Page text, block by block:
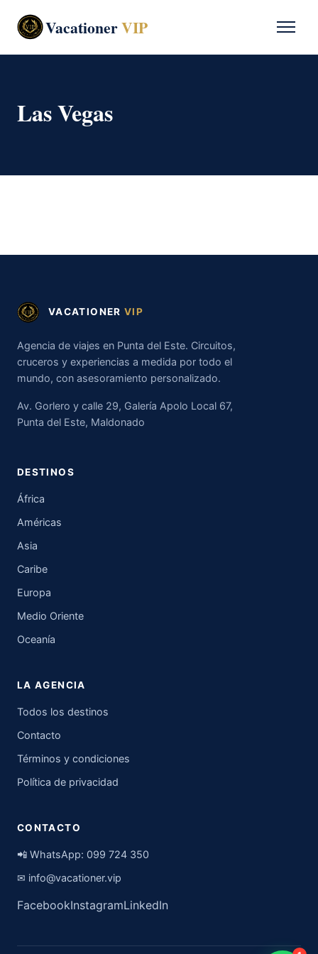
VacationerVIP
Las Vegas
VACATIONER VIP
Agencia de viajes en Punta del Este. Circuitos,
cruceros y experiencias a medida por todo el
mundo, con asesoramiento personalizado.
Av. Gorlero y calle 29, Galería Apolo Local 67,
Punta del Este, Maldonado
DESTINOS
África
Américas
Asia
Caribe
Europa
Medio Oriente
Oceanía
LA AGENCIA
Todos los destinos
Contacto
Términos y condiciones
Política de privacidad
CONTACTO
📲 WhatsApp: 099 724 350
✉ info@vacationer.vip
FacebookInstagramLinkedIn